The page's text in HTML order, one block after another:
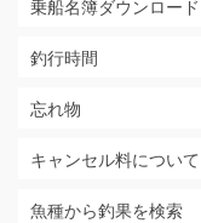
乗船名簿ダウンロード
釣行時間
忘れ物
キャンセル料について
魚種から釣果を検索